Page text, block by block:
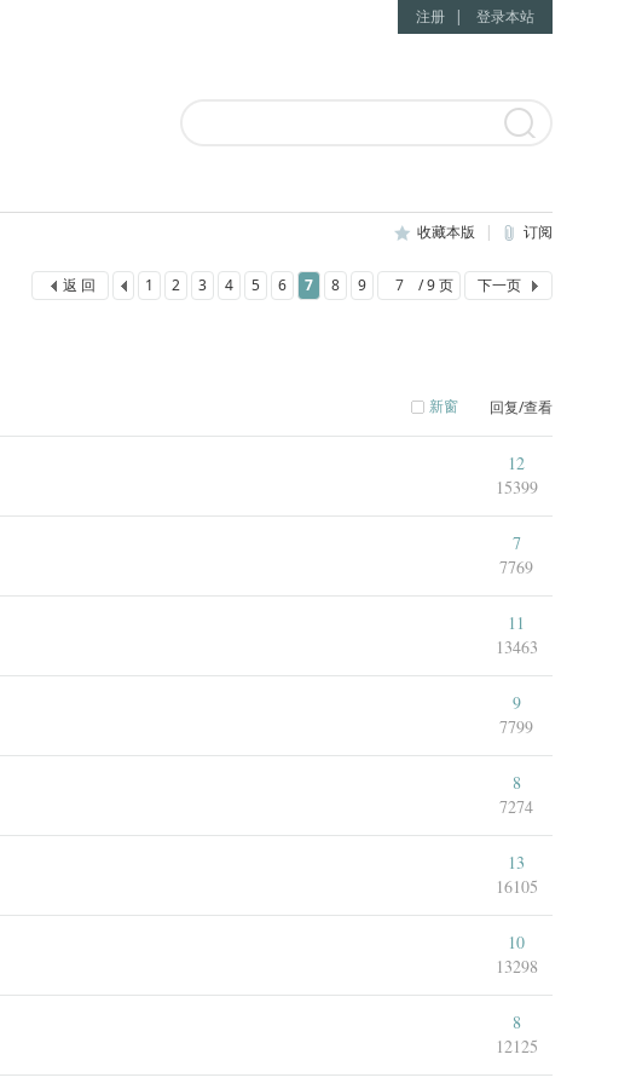
注册 | 登录本站
收藏本版
| 订阅
1 2 3 4 5 6 7 8 9 / 9 页 下一页
返 回
新窗 回复/查看
12
15399
7
7769
11
13463
9
7799
8
7274
13
16105
10
13298
8
12125